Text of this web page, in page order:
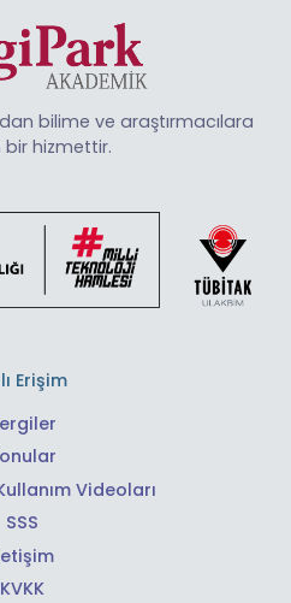
bilime ve araştırmacılara
bir hizmettir.
Erişim
Videoları
SSS
KVKK